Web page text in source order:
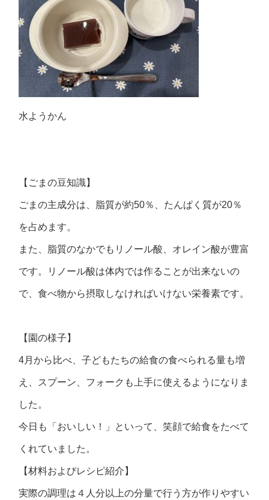
水ようかん
【ごまの豆知識】
ごまの主成分は、脂質が約50％、たんぱく質が20％
を占めます。
また、脂質のなかでもリノール酸、オレイン酸が豊富
です。リノール酸は体内では作ることが出来ないの
で、食べ物から摂取しなければいけない栄養素です。
【園の様子】
4月から比べ、子どもたちの給食の食べられる量も増
え、スプーン、フォークも上手に使えるようになりま
した。
今日も「おいしい！」といって、笑顔で給食をたべて
くれていました。
【材料およびレシピ紹介】
実際の調理は４人分以上の分量で行う方が作りやすい